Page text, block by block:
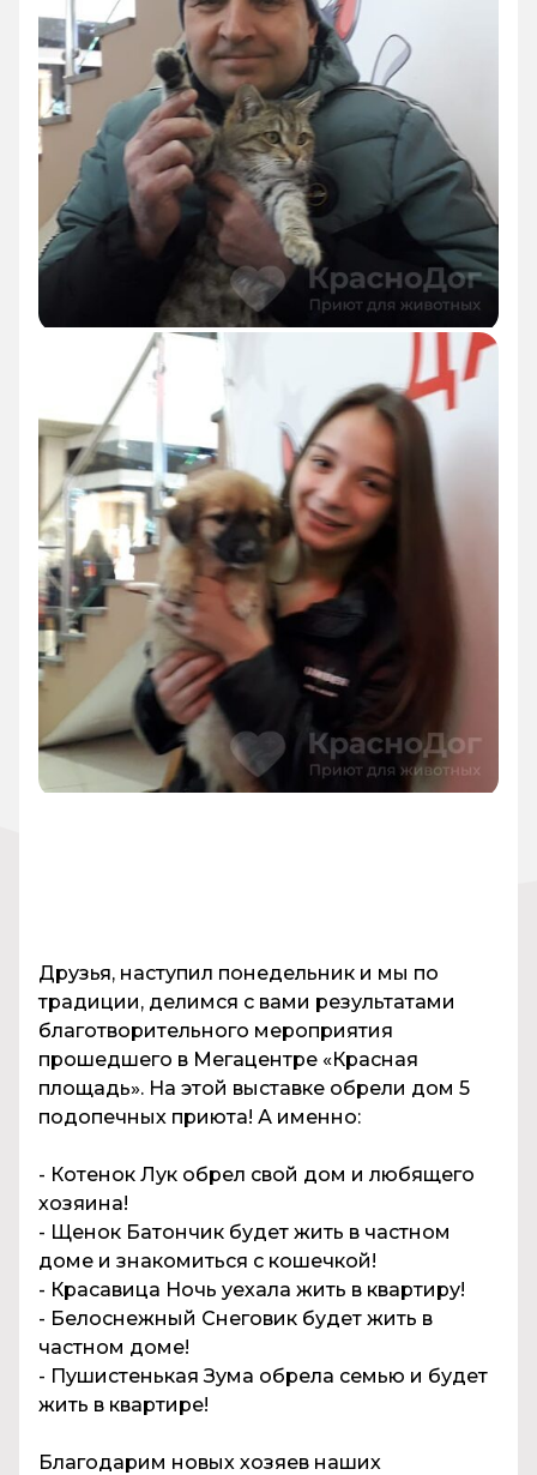
Друзья, наступил понедельник и мы по
традиции, делимся с вами результатами
благотворительного мероприятия
прошедшего в Мегацентре «Красная
площадь». На этой выставке обрели дом 5
подопечных приюта! А именно:
- Котенок Лук обрел свой дом и любящего
хозяина!
- Щенок Батончик будет жить в частном
доме и знакомиться с кошечкой!
- Красавица Ночь уехала жить в квартиру!
- Белоснежный Снеговик будет жить в
частном доме!
- Пушистенькая Зума обрела семью и будет
жить в квартире!
Благодарим новых хозяев наших